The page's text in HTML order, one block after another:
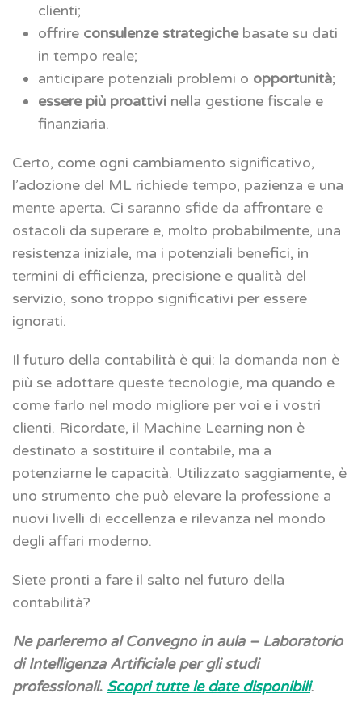
clienti;
offrire consulenze strategichebasate su dati
in tempo reale;
anticipare potenziali problemi o opportunità;
essere più proattivi nella gestione fiscale e
finanziaria.
Certo, come ogni cambiamento significativo,
l’adozione del ML richiede tempo, pazienza e una
mente aperta. Ci saranno sfide da affrontare e
ostacoli da superare e, molto probabilmente, una
resistenza iniziale, ma i potenziali benefici, in
termini di efficienza, precisione e qualità del
servizio, sono troppo significativi per essere
ignorati.
Il futuro della contabilità è qui: la domanda non è
più se adottare queste tecnologie, ma quando e
come farlo nel modo migliore per voi e i vostri
clienti. Ricordate, il Machine Learning non è
destinato a sostituire il contabile, ma a
potenziarne le capacità. Utilizzato saggiamente, è
uno strumento che può elevare la professione a
nuovi livelli di eccellenza e rilevanza nel mondo
degli affari moderno.
Siete pronti a fare il salto nel futuro della
contabilità?
Ne parleremo al Convegno in aula – Laboratorio
di Intelligenza Artificiale per gli studi
professionali. Scopri tutte le date disponibili.